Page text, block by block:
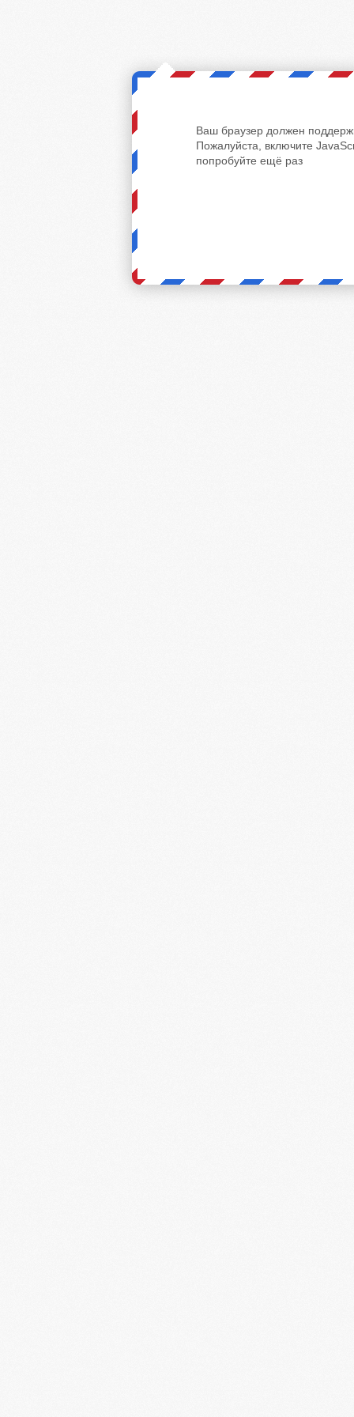
Ваш браузер должен
Пожалуйста, включите
попробуйте ещё раз